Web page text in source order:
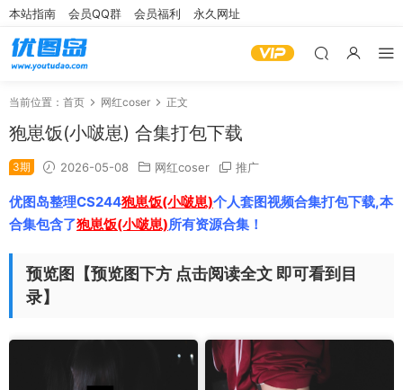
本站指南 会员QQ群 会员福利 永久网址
当前位置： 首页 网红coser 正文
狍崽饭(小啵崽) 合集打包下载
3期 2026-05-08 网红coser 推广
优图岛整理CS244狍崽饭(小啵崽)个人套图视频合集打包下载,本
合集包含了狍崽饭(小啵崽)所有资源合集！
预览图【预览图下方 点击阅读全文 即可看到目
录】